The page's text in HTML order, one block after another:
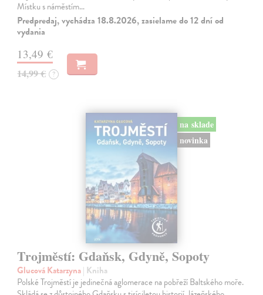
Místku s náměstím…
Predpredaj, vychádza 18.8.2026, zasielame do 12 dní od
vydania
13,49 €
14,99 € ?
na sklade
novinka
Trojměstí: Gdaňsk, Gdyně, Sopoty
Glucová Katarzyna| Kniha
Polské Trojměstí je jedinečná aglomerace na pobřeží Baltského moře.